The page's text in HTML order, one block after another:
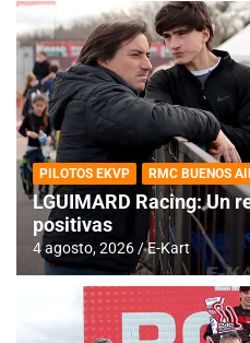
PILOTOS EKVP RMC BUENOS
LGUIMARD Racing: Un
positivas
4 agosto, 2026 E-Kart